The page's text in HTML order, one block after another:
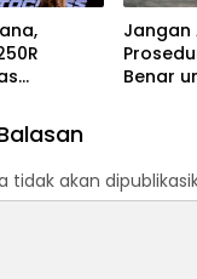
Jangan
Benar
tidak akan